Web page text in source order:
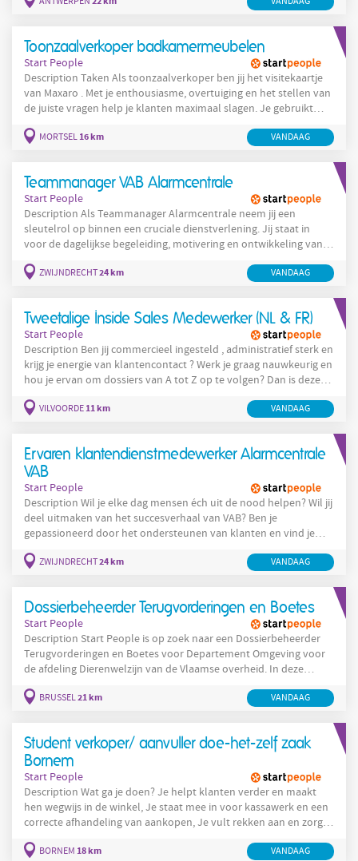
grondstoffen tijdig en correct worden aangekocht zodat de
en zorgt voor een correcte
Toonzaalverkoper badkamermeubelen
Start People
Description Taken Als toonzaalverkoper ben jij het visitekaartje
van Maxaro . Met je enthousiasme, overtuiging en het stellen van
de juiste vragen help je klanten maximaal slagen. Je gebruikt
begeleiden. Jouw belangrijkste taken zijn: Passend en proactief
MORTSEL16 km VANDAAG
Teammanager VAB Alarmcentrale
Start People
Description Als Teammanager Alarmcentrale neem jij een
sleutelrol op binnen een cruciale dienstverlening. Jij staat in
voor de dagelijkse begeleiding, motivering en ontwikkeling van je
klantgericht worden opgevolgd. De nadruk van je functie ligt op
positieve, professionele
ZWIJNDRECHT24 km VANDAAG
Tweetalige Inside Sales Medewerker (NL & FR)
Start People
Description Ben jij commercieel ingesteld , administratief sterk en
krijg je energie van klantencontact ? Werk je graag nauwkeurig en
hou je ervan om dossiers van A tot Z op te volgen? Dan is deze
zoek naar een Tweetalige Inside Sales Medewerker Certificatie
VILVOORDE11 km VANDAAG
Ervaren klantendienstmedewerker Alarmcentrale
VAB
Start People
Description Wil je elke dag mensen éch uit de nood helpen? Wil jij
deel uitmaken van het succesverhaal van VAB? Ben je
gepassioneerd door het ondersteunen van klanten en vind je
een dynamische werkomgeving waarin geen enkele dag
ZWIJNDRECHT24 km VANDAAG
Dossierbeheerder Terugvorderingen en Boetes
Start People
Description Start People is op zoek naar een Dossierbeheerder
Terugvorderingen en Boetes voor Departement Omgeving voor
de afdeling Dierenwelzijn van de Vlaamse overheid. In deze
inhoudelijke opvolging van dossiers rond terugvorderingen en
bewaakt
BRUSSEL21 km VANDAAG
Student verkoper/ aanvuller doe-het-zelf zaak
Bornem
Start People
Description Wat ga je doen? Je helpt klanten verder en maakt
hen wegwijs in de winkel, Je staat mee in voor kassawerk en een
correcte afhandeling van aankopen, Je vult rekken aan en zorgt
verplaatst goederen tussen de winkel en opslagplaats, Je houdt
BORNEM 18 km VANDAAG